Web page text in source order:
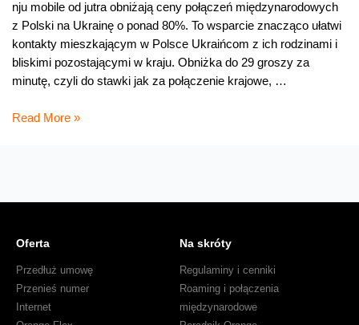
nju mobile od jutra obniżają ceny połączeń międzynarodowych
z Polski na Ukrainę o ponad 80%. To wsparcie znacząco ułatwi
kontakty mieszkającym w Polsce Ukraińcom z ich rodzinami i
bliskimi pozostającymi w kraju. Obniżka do 29 groszy za
minutę, czyli do stawki jak za połączenie krajowe, …
Orange
Read More »
Oferta
Przedłuż umowę
Przenieś numer
Internet
Na skróty
Regulaminy i cenniki
Roaming i połączenia
międzynarodowe